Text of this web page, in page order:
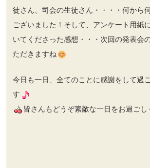
徒さん、司会の生徒さん・・・・何から
ございました！そして、アンケート用紙
いてくださった感想・・・次回の発表会
ただきますね
今日も一日、全てのことに感謝をして過
す
皆さんもどうぞ素敵な一日をお過ごし